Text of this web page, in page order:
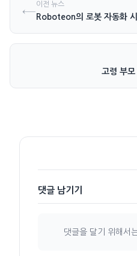
←이전 뉴스
고령 부모
댓글 남기기
댓글을 달기 위해서